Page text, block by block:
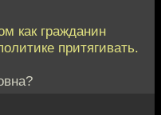
как гражданин
притягивать.